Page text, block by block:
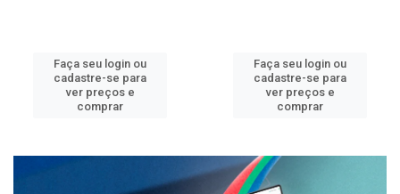
Faça seu login ou
cadastre-se para
ver preços e
comprar
Faça seu login ou
cadastre-se para
ver preços e
comprar